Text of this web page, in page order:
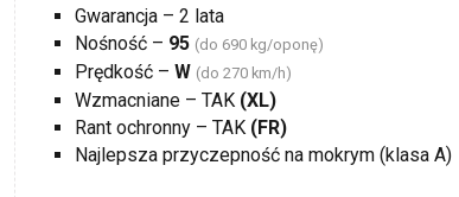
Gwarancja – 2 lata
Nośność – 95 (do 690 kg/oponę)
Prędkość – W (do 270 km/h)
Wzmacniane – TAK (XL)
Rant ochronny – TAK (FR)
Najlepsza przyczepność na mokrym (klasa A)